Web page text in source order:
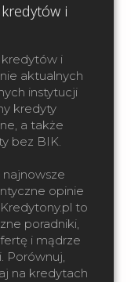
i
i
aktualnych
instytucji
kredyty
a także
bez BIK.
najnowsze
opinie
to
poradniki,
i mądrze
Porównuj,
na kredytach